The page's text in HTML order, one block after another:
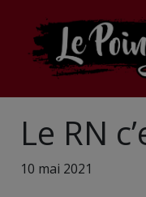
Le RN
10 mai 2021